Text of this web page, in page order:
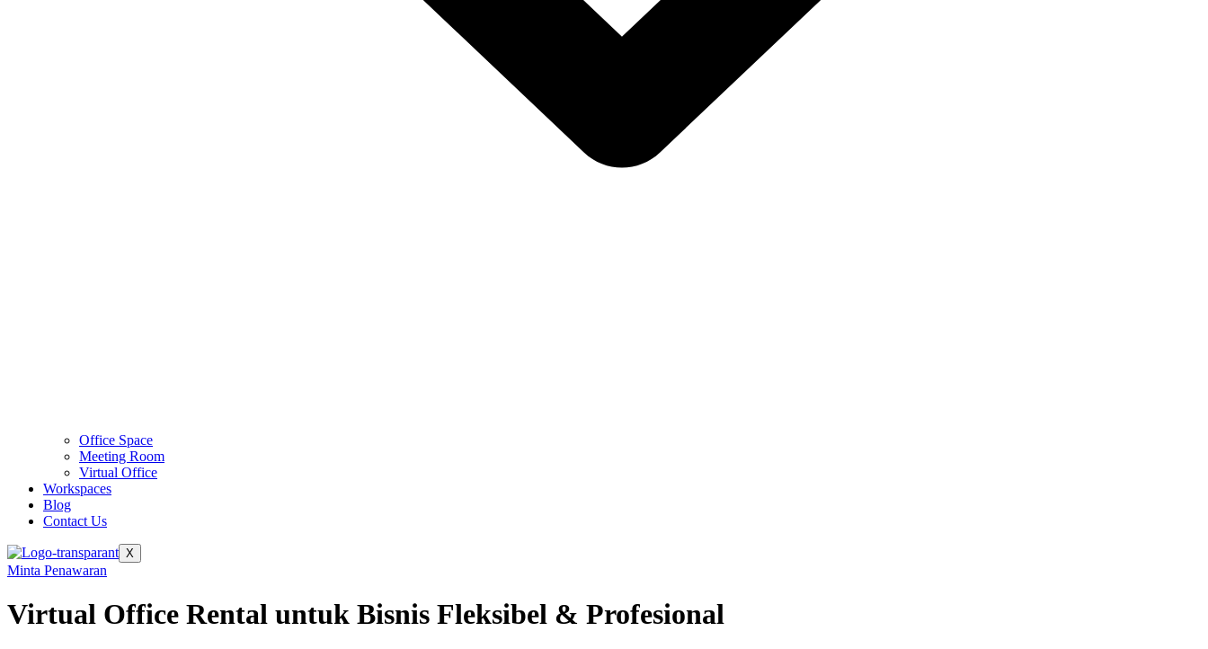
Office Space
Meeting Room
Virtual Office
Workspaces
Blog
Contact Us
X
Minta Penawaran
Virtual Office Rental untuk Bisnis Fleksibel & Profesional